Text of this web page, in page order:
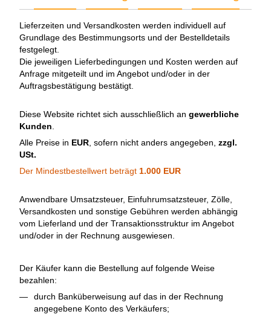
Lieferzeiten und Versandkosten werden individuell auf
Grundlage des Bestimmungsorts und der Bestelldetails
festgelegt.
Die jeweiligen Lieferbedingungen und Kosten werden auf
Anfrage mitgeteilt und im Angebot und/oder in der
Auftragsbestätigung bestätigt.
Diese Website richtet sich ausschließlich an gewerbliche
Kunden
Alle Preise in EUR , sofern nicht anders angegeben, zzgl.
USt.
Der Mindestbestellwert beträgt 1.000 EUR
Anwendbare Umsatzsteuer, Einfuhrumsatzsteuer, Zölle,
Versandkosten und sonstige Gebühren werden abhängig
vom Lieferland und der Transaktionsstruktur im Angebot
und/oder in der Rechnung ausgewiesen.
Der Käufer kann die Bestellung auf folgende Weise
bezahlen:
durch Banküberweisung auf das in der Rechnung
angegebene Konto des Verkäufers;